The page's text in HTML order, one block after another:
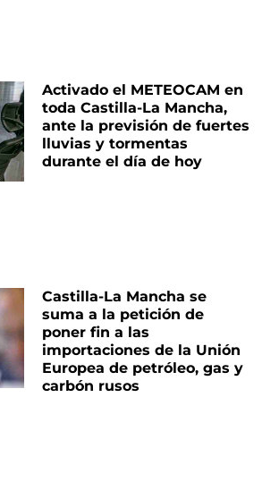
Activado el METEOCAM en
toda Castilla-La Mancha,
ante la previsión de fuertes
lluvias y tormentas
durante el día de hoy
Castilla-La Mancha se
suma a la petición de
poner fin a las
importaciones de la Unión
Europea de petróleo, gas y
carbón rusos